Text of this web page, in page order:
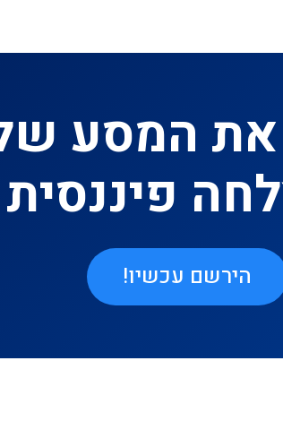
המסע
פיננסית
הירשם עכשיו!